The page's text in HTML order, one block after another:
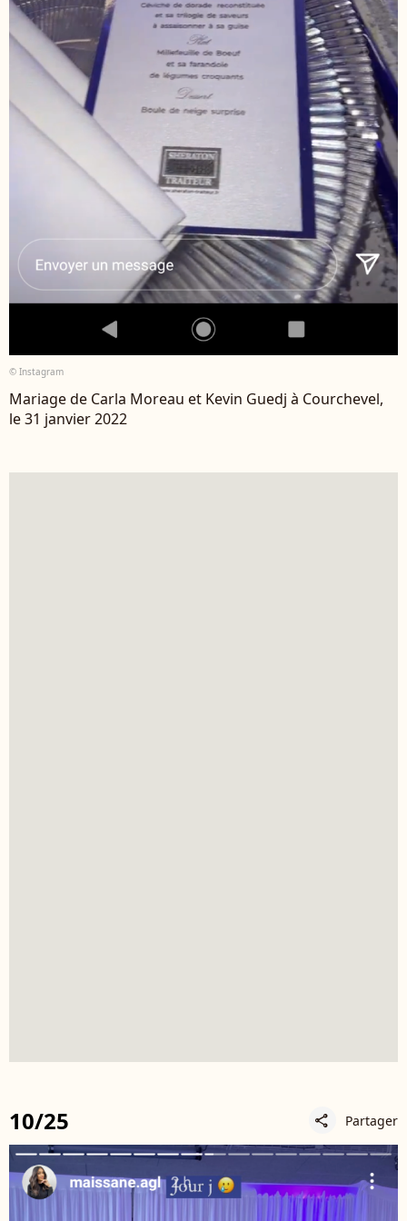
© Instagram
Mariage de Carla Moreau et Kevin Guedj à Courchevel,
le 31 janvier 2022
10/25 share Partager